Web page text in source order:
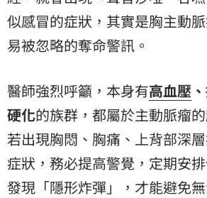
似感冒的症狀，其實是胸主動
易被忽略的奪命警訊。
醫師強烈呼籲，本身有高血壓
硬化的族群，都屬於主動脈瘤
若出現胸悶、胸痛、上背部深
症狀，務必提高警覺，定期安
發現「隱形炸彈」，才能避免